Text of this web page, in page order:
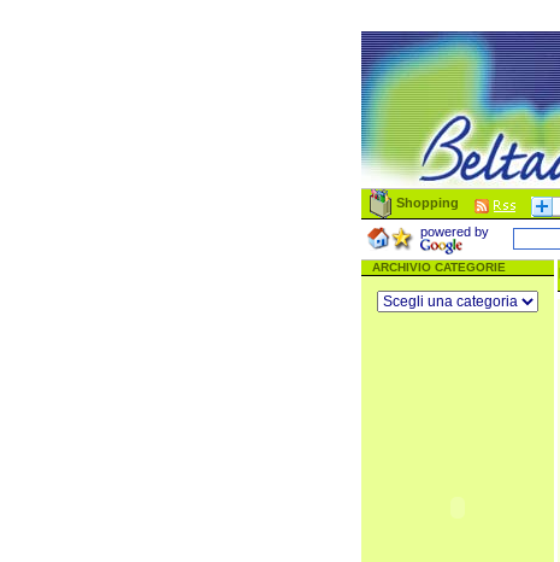
Shopping
powered by
ARCHIVIO CATEGORIE